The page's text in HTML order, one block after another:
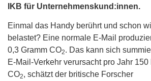
IKB für Unternehmenskund:innen.
Einmal das Handy berührt und schon
belastet? Eine normale E-Mail
0,3 Gramm CO2. Das kann sich
E-Mail-Verkehr verursacht pro Jahr
CO2, schätzt der britische Forscher